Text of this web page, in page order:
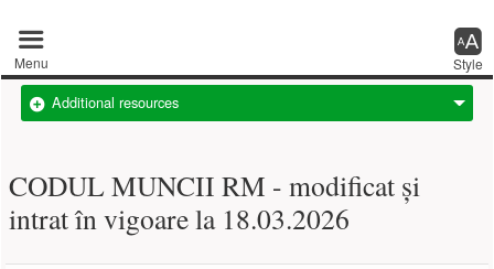
Main menu
Menu Style
Additional resources
CODUL MUNCII RM - modificat și
intrat în vigoare la 18.03.2026